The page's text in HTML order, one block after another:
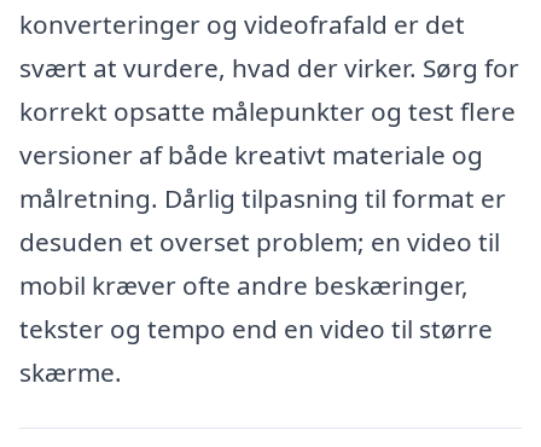
konverteringer og videofrafald er det
svært at vurdere, hvad der virker. Sørg for
korrekt opsatte målepunkter og test flere
versioner af både kreativt materiale og
målretning. Dårlig tilpasning til format er
desuden et overset problem; en video til
mobil kræver ofte andre beskæringer,
tekster og tempo end en video til større
skærme.